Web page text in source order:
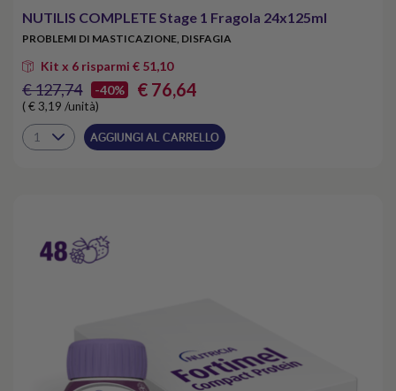
NUTILIS COMPLETE Stage 1 Fragola 24x125ml
PROBLEMI DI MASTICAZIONE, DISFAGIA
Kit x 6 risparmi € 51,10
€ 127,74 -40% € 76,64
( € 3,19 /unità)
AGGIUNGI AL CARRELLO